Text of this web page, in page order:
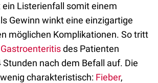
ein Listerienfall somit einem
Gewinn winkt eine einzigartige
möglichen Komplikationen. So tritt
Gastroenteritisdes Patienten
Stunden nach dem Befall auf. Die
charakteristisch: Fieber,